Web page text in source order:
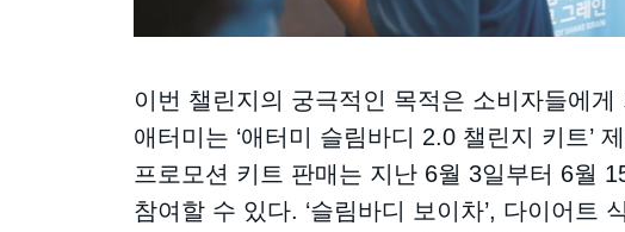
이번 챌린지의 궁극적인 목적은 소비자들에
애터미는 ‘애터미 슬림바디 2.0 챌린지 키트’
프로모션 키트 판매는 지난 6월 3일부터 6월
참여할 수 있다. ‘슬림바디 보이차’, 다이어